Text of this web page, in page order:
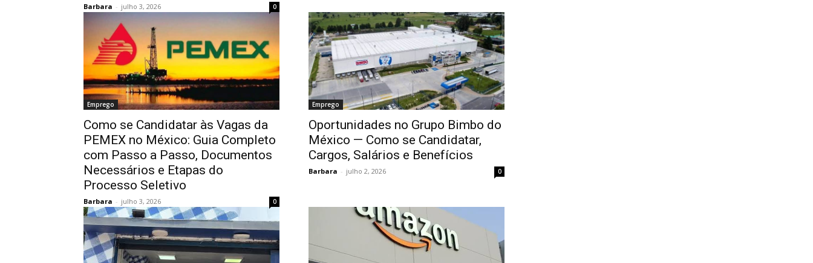
Barbara - julho 3, 2026 0
Emprego
Como se Candidatar às Vagas da
PEMEX no México: Guia Completo
com Passo a Passo, Documentos
Necessários e Etapas do
Processo Seletivo
Barbara - julho 3, 2026 0
Emprego
Oportunidades no Grupo Bimbo do
México — Como se Candidatar,
Cargos, Salários e Benefícios
Barbara - julho 2, 2026 0